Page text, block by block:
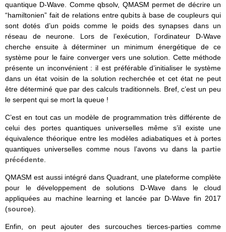
quantique D-Wave. Comme qbsolv, QMASM permet de décrire un
“hamiltonien” fait de relations entre qubits à base de coupleurs qui
sont dotés d’un poids comme le poids des synapses dans un
réseau de neurone. Lors de l’exécution, l’ordinateur D-Wave
cherche ensuite à déterminer un minimum énergétique de ce
système pour le faire converger vers une solution. Cette méthode
présente un inconvénient : il est préférable d’initialiser le système
dans un état voisin de la solution recherchée et cet état ne peut
être déterminé que par des calculs traditionnels. Bref, c’est un peu
le serpent qui se mort la queue !
C’est en tout cas un modèle de programmation très différente de
celui des portes quantiques universelles même s’il existe une
équivalence théorique entre les modèles adiabatiques et à portes
quantiques universelles comme nous l’avons vu dans la partie
précédente
QMASM est aussi intégré dans Quadrant, une plateforme complète
pour le développement de solutions D-Wave dans le cloud
appliquées au machine learning et lancée par D-Wave fin 2017
(source).
Enfin, on peut ajouter des surcouches tierces-parties comme